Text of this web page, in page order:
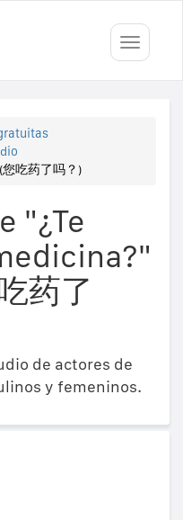
Toggle
吃药了吗？)
"¿Te
药了
de actores de
y femeninos.